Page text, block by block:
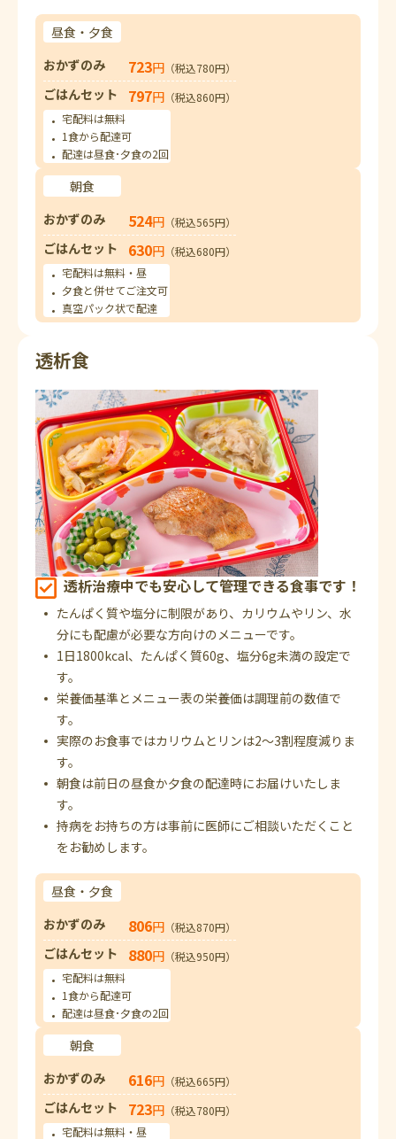
昼食・夕食
おかずのみ
723円 （税込780円）
ごはんセット 797円 （税込860円）
宅配料は無料
1食から配達可
配達は昼食･夕食の2回
朝食
おかずのみ
524円 （税込565円）
ごはんセット 630円 （税込680円）
宅配料は無料・昼
夕食と併せてご注文可
真空パック状で配達
透析食
透析治療中でも安心して管理できる食事です！
たんぱく質や塩分に制限があり、カリウムやリン、水
分にも配慮が必要な方向けのメニューです。
1日1800kcal、たんぱく質60g、塩分6g未満の設定で
す。
栄養価基準とメニュー表の栄養価は調理前の数値で
す。
実際のお食事ではカリウムとリンは2～3割程度減りま
す。
朝食は前日の昼食か夕食の配達時にお届けいたしま
す。
持病をお持ちの方は事前に医師にご相談いただくこと
をお勧めします。
昼食・夕食
おかずのみ
806円 （税込870円）
ごはんセット 880円 （税込950円）
宅配料は無料
1食から配達可
配達は昼食･夕食の2回
朝食
おかずのみ
616円 （税込665円）
ごはんセット 723円 （税込780円）
宅配料は無料・昼